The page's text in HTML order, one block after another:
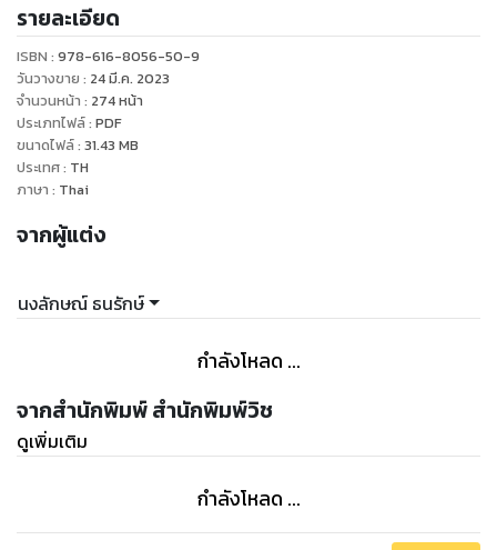
นี้หนังสือเล่มนี้ยังมีประโยชน์อย่างยิ่งสำหรับฝ่ายทรัพยากรบุคคล
หรือผู้ที่มีหน้าที่ค้นหาคนเก่งและการบริหารจัดการคนเก่ง
(Talented Management) ในองค์กร เพราะเนื้อหาประกอบด้วย
หลักการเฟ้นหาคนเก่ง (Talented Genius) ในองค์กรระดับ Top
Ten ของโลก รวมทั้งกลยุทธ์ในการรักษาคนเก่งให้อยู่กับองค์กรได้
อย่างยาวนาน
รายละเอียด
ISBN : 978-616-8056-50-9
วันวางขาย : 24 มี.ค. 2023
จำนวนหน้า : 274หน้า
ประเภทไฟล์: PDF
ขนาดไฟล์: 31.43 MB
ประเทศ: TH
ภาษา : Thai
จากผู้แต่ง
นงลักษณ์ ธนรักษ์
กำลังโหลด ...
จากสำนักพิมพ์ สำนักพิมพ์วิช
ดูเพิ่มเติม
กำลังโหลด ...